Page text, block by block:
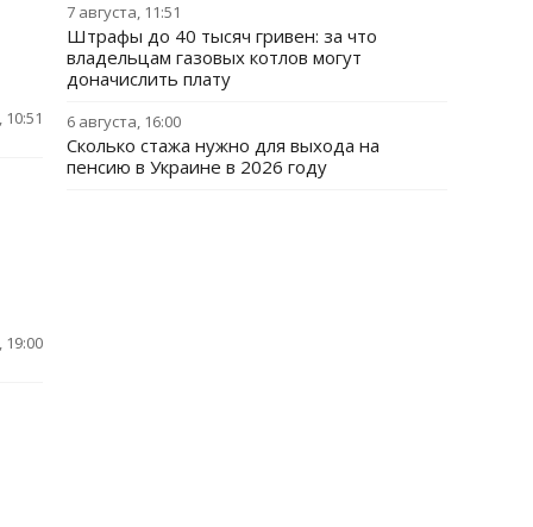
19:00
7 августа, 11:51
Штрафы до 40 тысяч гривен: за что
владельцам газовых котлов могут
доначислить плату
6 августа, 16:00
Сколько стажа нужно для выхода на
пенсию в Украине в 2026 году